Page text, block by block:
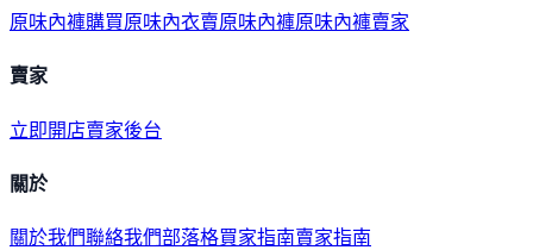
原味內褲購買原味內衣賣原味內褲原味內褲賣家
賣家
立即開店賣家後台
關於
關於我們聯絡我們部落格買家指南賣家指南